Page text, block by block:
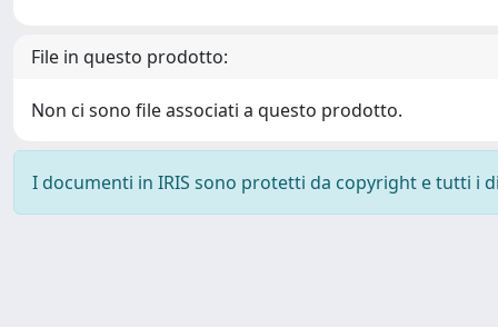
File in questo prodotto:
Non ci sono file associati a questo prodotto.
I documenti in IRIS sono protetti da copyright e tutti i